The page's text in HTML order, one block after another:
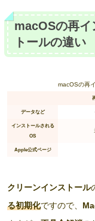
macOSの再イ
トールの違い
macOSの再
データなど
インストールされる
OS
Apple公式ページ
クリーンインストール
る初期化ですので、